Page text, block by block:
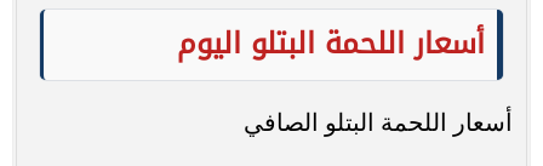
أسعار اللحمة البتلو اليوم
أسعار اللحمة البتلو الصافي